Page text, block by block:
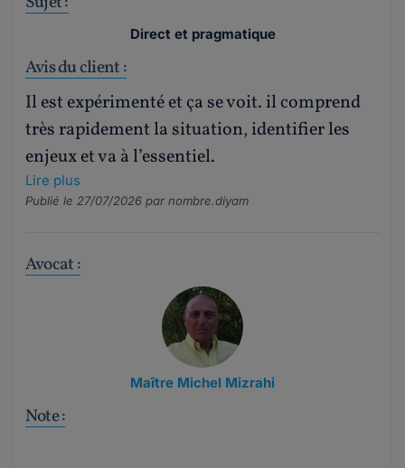
Direct et pragmatique
Avis du client :
Il est expérimenté et ça se voit. il comprend
très rapidement la situation, identifier les
enjeux et va à l’essentiel.
Lire plus
Publié le 27/07/2026 par nombre.diyam
Avocat :
Maître Michel Mizrahi
Note :